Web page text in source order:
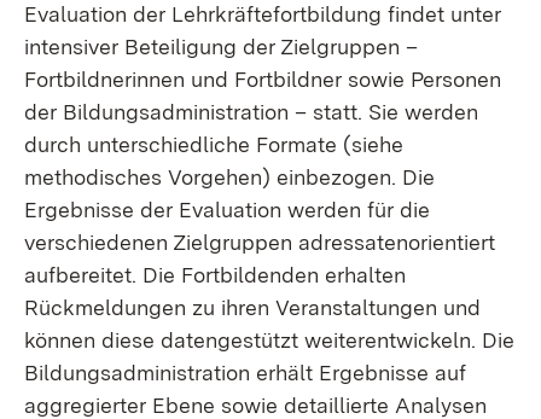
Evaluation der Lehrkräftefortbildung findet unter
intensiver Beteiligung der Zielgruppen –
Fortbildnerinnen und Fortbildner sowie Personen
der Bildungsadministration – statt. Sie werden
durch unterschiedliche Formate (siehe
methodisches Vorgehen) einbezogen. Die
Ergebnisse der Evaluation werden für die
verschiedenen Zielgruppen adressatenorientiert
aufbereitet. Die Fortbildenden erhalten
Rückmeldungen zu ihren Veranstaltungen und
können diese datengestützt weiterentwickeln. Die
Bildungsadministration erhält Ergebnisse auf
aggregierter Ebene sowie detaillierte Analysen